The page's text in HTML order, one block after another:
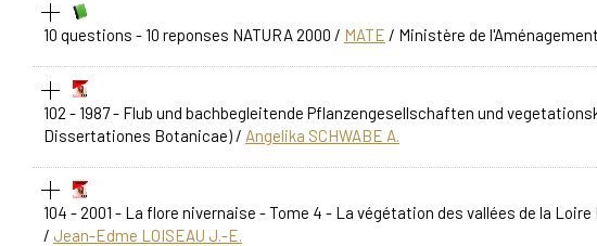
10 questions - 10 reponses NATURA 2000 / MATE / Ministère de
102 - 1987 - Flub und bachbegleitende Pflanzengesellschaften und
Dissertationes Botanicae)/ Angelika SCHWABE A.
104 - 2001 - La flore nivernaise - Tome 4 - La végétation des vallées de la
/ Jean-Edme LOISEAU J.-E.